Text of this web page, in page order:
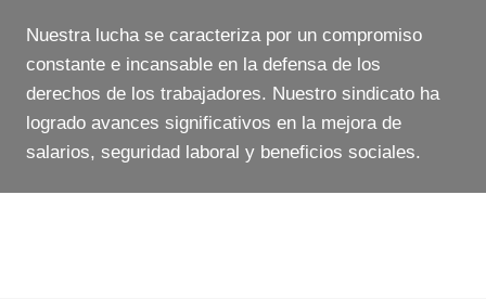
Nuestra lucha se caracteriza por un compromiso
constante e incansable en la defensa de los
derechos de los trabajadores. Nuestro sindicato ha
logrado avances significativos en la mejora de
salarios, seguridad laboral y beneficios sociales.